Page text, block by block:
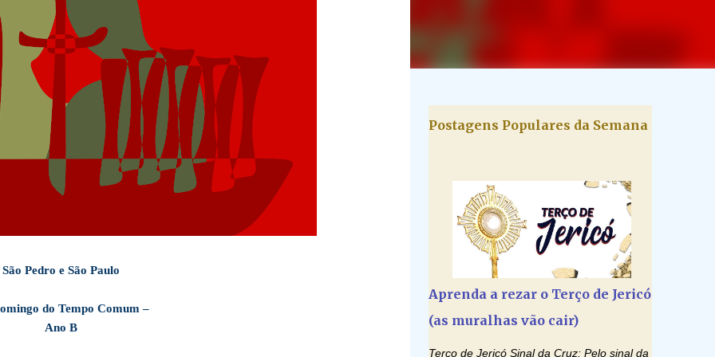
São Pedro e São Paulo
do Tempo Comum–
Ano B
Postagens Populares da Semana
Aprenda a rezar o Terço de Jericó
(as muralhas vão cair)
Terço de Jericó Sinal da Cruz: Pelo sinal da